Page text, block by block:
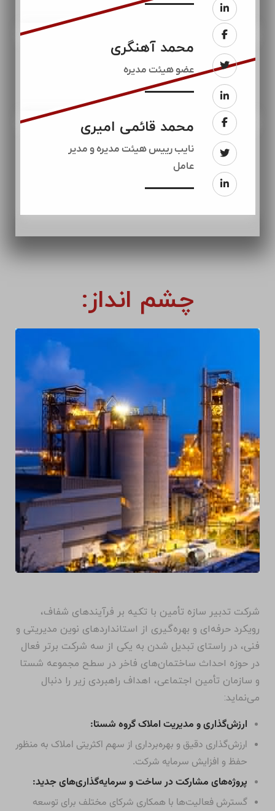
محمد آهنگری
عضو هیئت مدیره
محمد قائمی امیری
نایب رییس هیئت مدیره و مدیر
عامل
چشم انداز:
شرکت تدبیر سازه تأمین با تکیه بر فرآیندهای شفاف،
رویکرد حرفه‌ای و بهره‌گیری از استانداردهای نوین مدیریتی و
فنی، در راستای تبدیل شدن به یکی از سه شرکت برتر فعال
در حوزه احداث ساختمان‌های فاخر در سطح مجموعه شستا
و سازمان تأمین اجتماعی، اهداف راهبردی زیر را دنبال
می‌نماید:
ارزش‌گذاری و مدیریت املاک گروه شستا:
ارزش‌گذاری دقیق و بهره‌برداری از سهم اکثریتی املاک به منظور
حفظ و افزایش سرمایه شرکت.
پروژه‌های مشارکت در ساخت و سرمایه‌گذاری‌های جدید:
گسترش فعالیت‌ها با همکاری شرکای مختلف برای توسعه